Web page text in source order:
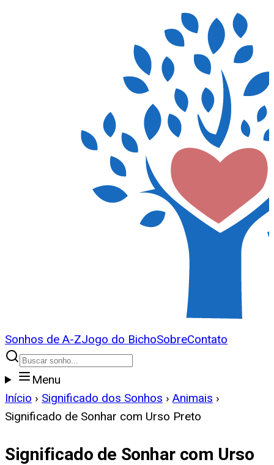
Sonhos de A-ZJogo do BichoSobreContato
Menu
Início › Significado dos Sonhos › Animais ›
Significado de Sonhar com Urso Preto
Significado de Sonhar com Urso